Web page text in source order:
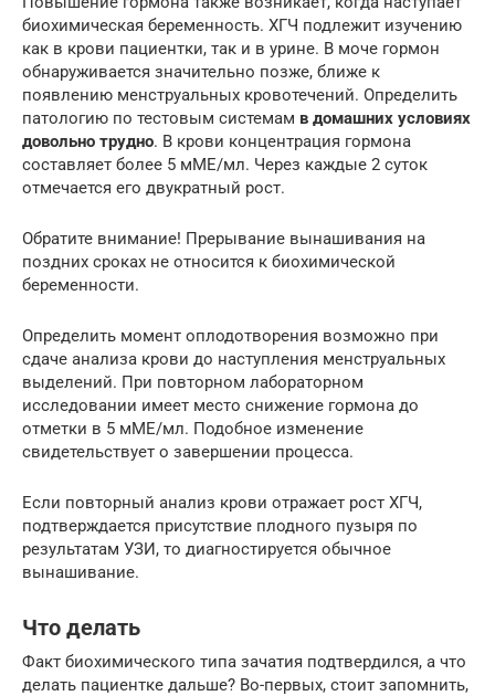
биохимическая беременность. ХГЧ подлежит изучению
как в крови пациентки, так и в урине. В моче гормон
обнаруживается значительно позже, ближе к
появлению менструальных кровотечений. Определить
патологию по тестовым системам в домашних условиях
довольно трудно. В крови концентрация гормона
составляет более 5 мМЕ/мл. Через каждые 2 суток
отмечается его двукратный рост.
Обратите внимание! Прерывание вынашивания на
поздних сроках не относится к биохимической
беременности.
Определить момент оплодотворения возможно при
сдаче анализа крови до наступления менструальных
выделений. При повторном лабораторном
исследовании имеет место снижение гормона до
отметки в 5 мМЕ/мл. Подобное изменение
свидетельствует о завершении процесса.
Если повторный анализ крови отражает рост ХГЧ,
подтверждается присутствие плодного пузыря по
результатам УЗИ, то диагностируется обычное
вынашивание.
Что делать
Факт биохимического типа зачатия подтвердился, а что
делать пациентке дальше? Во-первых, стоит запомнить,